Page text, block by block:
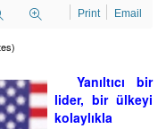
Print Email
Yanıltıcı bir
lider, bir ülkeyi
kolaylıkla